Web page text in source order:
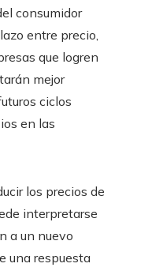
consumidor
entre precio,
que logren
mejor
ciclos
en las
los precios de
interpretarse
a un nuevo
una respuesta